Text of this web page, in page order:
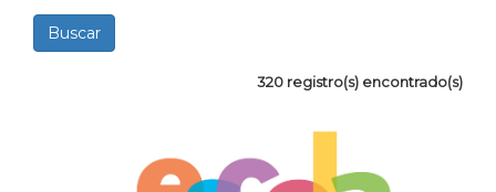
320 registro(s) encontrado(s)